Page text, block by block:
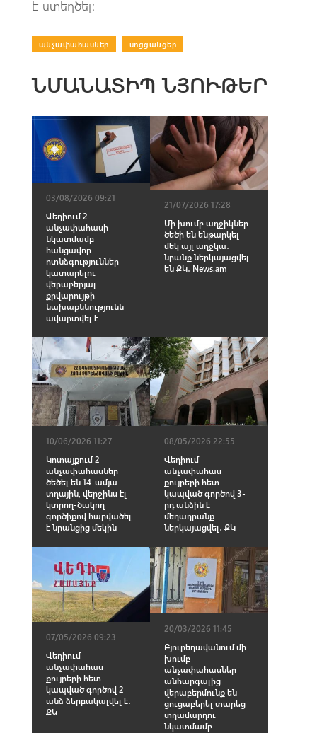
է ստեղծել։
անչափահասներ սոցցանցեր
ՆՄԱՆԱՏԻՊ ՆՅՈՒԹԵՐ
03/08/2026 09:21
Վեդիում 2
անչափահասի
նկատմամբ
հանցավոր
ոտնձգություններ
կատարելու
վերաբերյալ
քրվարույթի
նախաքննությունն
ավարտվել է
21/07/2026 17:28
Մի խումբ աղջիկներ
ծեծի են ենթարկել
մեկ այլ աղջկա․
նրանք ներկայացվել
են ՔԿ․ News.am
10/06/2026 11:27
Կոտայքում 2
անչափահասներ
ծեծել են 14-ամյա
տղային, վերջինս էլ
կտրող-ծակող
գործիքով հարվածել
է նրանցից մեկին
08/05/2026 22:55
Վեդիում
անչափահաս
քույրերի հետ
կապված գործով 3-
րդ անձին է
մեղադրանք
ներկայացվել․ ՔԿ
07/05/2026 09:23
Վեդիում
անչափահաս
քույրերի հետ
կապված գործով 2
անձ ձերբակալվել է․
ՔԿ
20/03/2026 11:45
Բյուրեղավանում մի
խումբ
անչափահասներ
անհարգալից
վերաբերմունք են
ցուցաբերել տարեց
տղամարդու
նկատմամբ